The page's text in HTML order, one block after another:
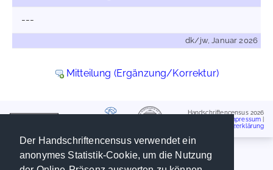
Der Handschriftencensus verwendet ein
anonymes Statistik-Cookie, um die Nutzung
---
dk/jw, Januar 2026
Mitteilung (Ergänzung/Korrektur)
Handschriftencensus 2026
Impressum
Datenschutzerklärung